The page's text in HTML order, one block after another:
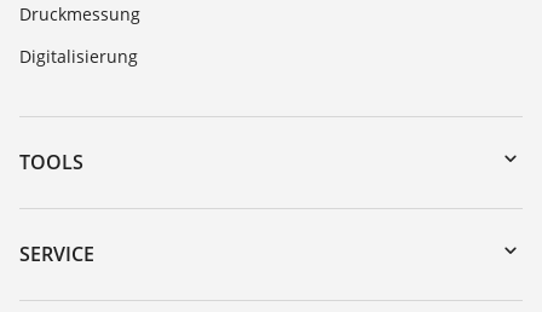
Druckmessung
Digitalisierung
TOOLS
Download-Center
Gerätesuche (Seriennummer)
SERVICE
Geräterücksendung